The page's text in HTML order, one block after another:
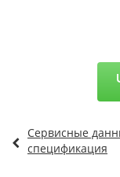
Сервисные
спецификация